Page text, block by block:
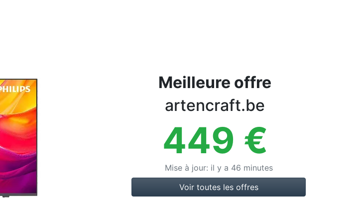
Meilleure offre
artencraft.be
449 €
Mise à jour: il y a 46 minutes
Voir toutes les offres